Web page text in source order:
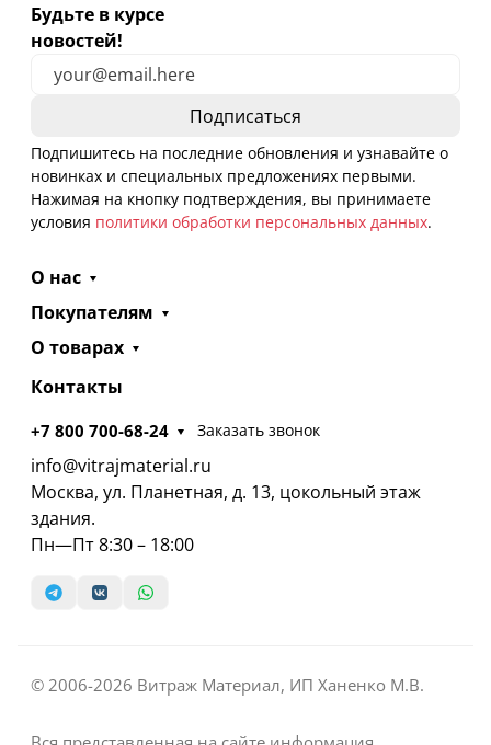
Будьте в курсе
новостей!
Подпишитесь на последние обновления и узнавайте о
новинках и специальных предложениях первыми.
Нажимая на кнопку подтверждения, вы принимаете
условия политики обработки персональных данных.
О нас
Покупателям
О товарах
Контакты
+7 800 700-68-24 Заказать звонок
info@vitrajmaterial.ru
Москва, ул. Планетная, д. 13, цокольный этаж
здания.
Пн—Пт 8:30 – 18:00
© 2006-2026 Витраж Материал, ИП Ханенко М.В.